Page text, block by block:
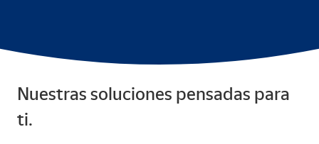
Nuestras soluciones pensadas para
ti.